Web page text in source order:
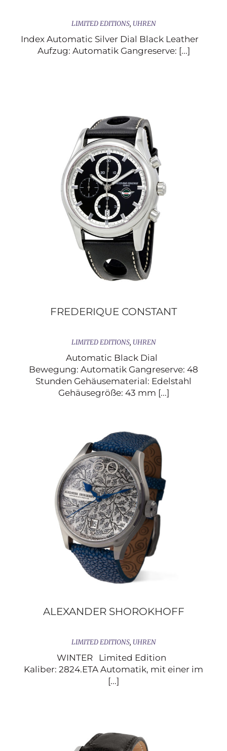
LIMITED EDITIONS, UHREN
Index Automatic Silver Dial Black Leather
Aufzug: Automatik Gangreserve: [...]
FREDERIQUE CONSTANT
LIMITED EDITIONS, UHREN
Automatic Black Dial
Bewegung: Automatik Gangreserve: 48
Stunden Gehäusematerial: Edelstahl
Gehäusegröße: 43 mm [...]
ALEXANDER SHOROKHOFF
LIMITED EDITIONS, UHREN
WINTER Limited Edition
Kaliber: 2824.ETA Automatik, mit einer im
[...]